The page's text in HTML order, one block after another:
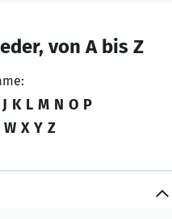
von A bis Z
J K L M N O P
W X Y Z